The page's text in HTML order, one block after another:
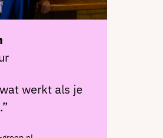
werkt als je